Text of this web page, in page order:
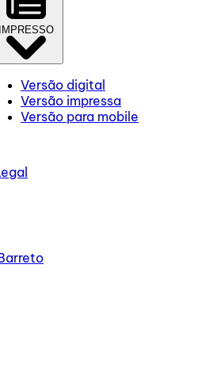
IMPRESSO
Versão digital
Versão impressa
Versão para mobile